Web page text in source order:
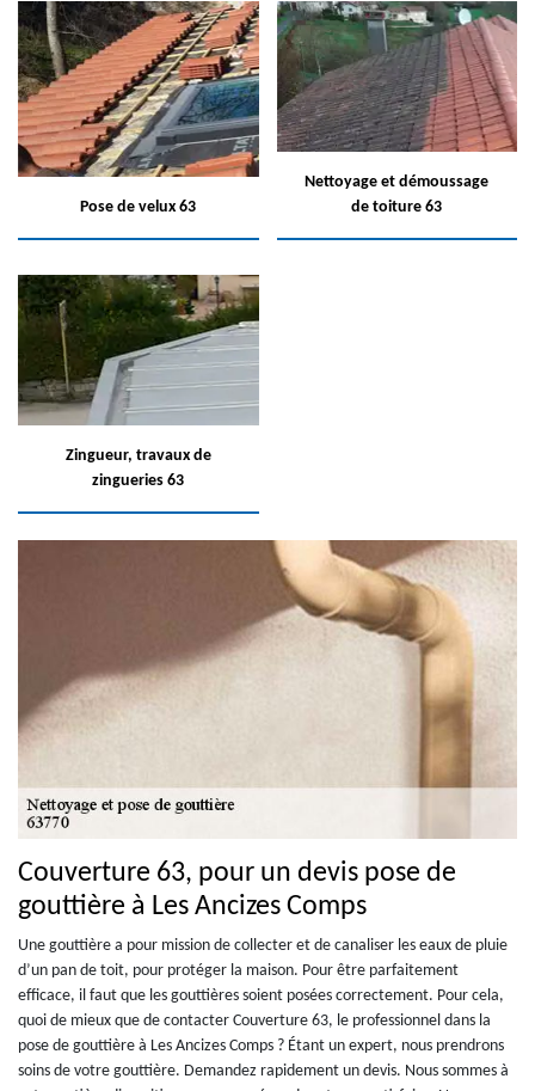
Pose de velux 63
Nettoyage et démoussage
de toiture 63
Zingueur, travaux de
zingueries 63
Couverture 63, pour un devis pose de
gouttière à Les Ancizes Comps
Une gouttière a pour mission de collecter et de canaliser les eaux de pluie
d’un pan de toit, pour protéger la maison. Pour être parfaitement
efficace, il faut que les gouttières soient posées correctement. Pour cela,
quoi de mieux que de contacter Couverture 63, le professionnel dans la
pose de gouttière à Les Ancizes Comps ? Étant un expert, nous prendrons
soins de votre gouttière. Demandez rapidement un devis. Nous sommes à